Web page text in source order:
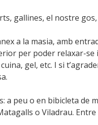
gallines, el nostre
a la masia, amb
per poder relaxar-
gel, etc. I si
peu o en bibicleta de
o Viladrau.